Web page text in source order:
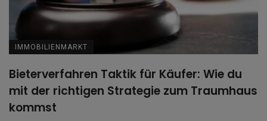
IMMOBILIENMARKT
Bieterverfahren Taktik für Käufer: Wie du
mit der richtigen Strategie zum Traumhaus
kommst